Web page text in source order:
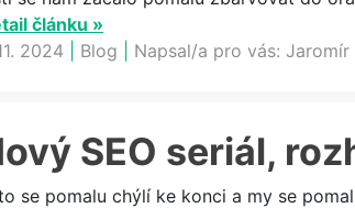
článku »
2024
Blog Napsal/a pro vás: Jaromír
SEO seriál,
se pomalu chýlí ke konci a my se